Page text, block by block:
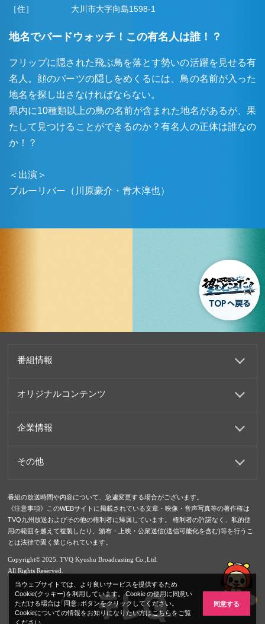
［住］ 大川市大字向島1598-1
地名でバードウォッチ！この有名人は誰！？
フリップに隠された飛ぶ鳥を落とす勢いの活躍を見せる有
名人。顔のパーツの隠しをめくるには、鳥の名前が入った
地名を探し出さなければならない。
県内に10種類以上の鳥の名前が含まれた地名があるが、果
たして見つけることができるのか？有名人の正体は誰なの
か！？
＜出演＞
ブルーリバー（川原豪介・青木淳也）
番組情報
オリジナルコンテンツ
企業情報
その他
番組の放送時間や内容について、急遽変更する場合がございます。
《注意事項》このWEBサイトに掲載されている文章・映像・音声写真等の著作権は
TVQ九州放送およびその他の権利者に帰属しています。 権利者の許諾なく、私的使
用の範囲を越えて複製したり、頒布・上映・公衆送信(送信可能化を含む)等を行うこ
とは法律で固く禁じられています。
Copyright© 2025. TVQ Kyushu Broadcasting Co.,Ltd.
All Rights Reserved.
当ウェブサイトでは、より良いサービスを提供するため
Cookie(クッキー)を利用しています。 Cookie の使用に同意い
ただける場合は「同意」ボタンをクリックしてください。
Cookieについての情報をお知りになりたい方はこちらをご覧
ください。
同意する